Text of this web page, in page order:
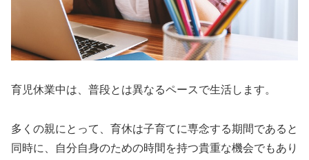
育児休業中は、普段とは異なるペースで生活します。
多くの親にとって、育休は子育てに専念する期間であると
同時に、自分自身のための時間を持つ貴重な機会でもあり